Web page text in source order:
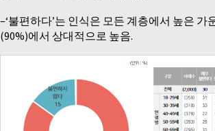
–‘불편하다’는 인식은 모든 계층에서 높은 가
(90%)에서 상대적으로 높음.